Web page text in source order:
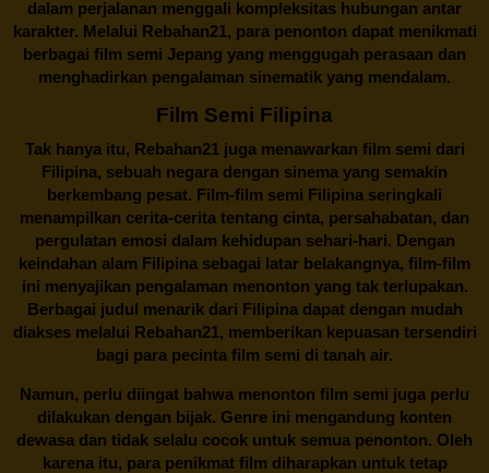
dalam perjalanan menggali kompleksitas hubungan antar
karakter. Melalui Rebahan21, para penonton dapat menikmati
berbagai film semi Jepang yang menggugah perasaan dan
menghadirkan pengalaman sinematik yang mendalam.
Film Semi Filipina
Tak hanya itu, Rebahan21juga menawarkan film semi dari
Filipina, sebuah negara dengan sinema yang semakin
berkembang pesat. Film-film semi Filipina seringkali
menampilkan cerita-cerita tentang cinta, persahabatan, dan
pergulatan emosi dalam kehidupan sehari-hari. Dengan
keindahan alam Filipina sebagai latar belakangnya, film-film
ini menyajikan pengalaman menonton yang tak terlupakan.
Berbagai judul menarik dari Filipina dapat dengan mudah
diakses melalui Rebahan21, memberikan kepuasan tersendiri
bagi para pecinta film semi di tanah air.
Namun, perlu diingat bahwa menonton film semi juga perlu
dilakukan dengan bijak. Genre ini mengandung konten
dewasa dan tidak selalu cocok untuk semua penonton. Oleh
karena itu, para penikmat film diharapkan untuk tetap